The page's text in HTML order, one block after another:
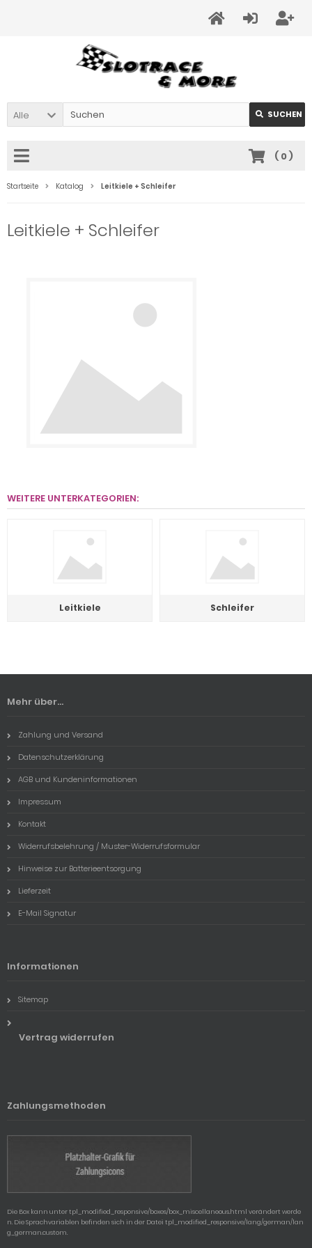
Alle SUCHEN
( 0)
Startseite Katalog Leitkiele + Schleifer
Leitkiele + Schleifer
WEITERE UNTERKATEGORIEN:
Leitkiele Schleifer
Mehr über...
Zahlung und Versand
Datenschutzerklärung
AGB und Kundeninformationen
Impressum
Kontakt
Widerrufsbelehrung / Muster-Widerrufsformular
Hinweise zur Batterieentsorgung
Lieferzeit
E-Mail Signatur
Informationen
Sitemap
Vertrag widerrufen
Zahlungsmethoden
Die Box kann unter tpl_modified_responsive/boxes/box_miscellaneous.html verändert werde
n. Die Sprachvariablen befinden sich in der Datei tpl_modified_responsive/lang/german/lan
g_german.custom.